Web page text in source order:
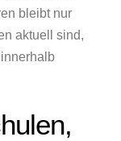
bleibt nur
aktuell sind,